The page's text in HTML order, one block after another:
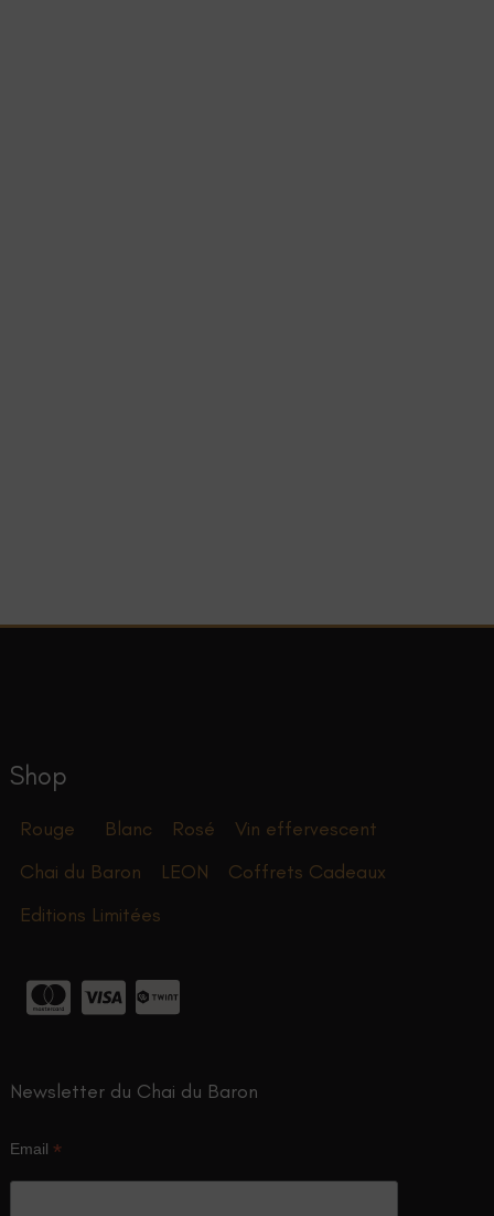
Shop
Rouge Blanc Rosé
Vin effervescent
Chai du Baron
LEON
Coffrets Cadeaux
Editions Limitées
Newsletter du Chai du Baron
Email*